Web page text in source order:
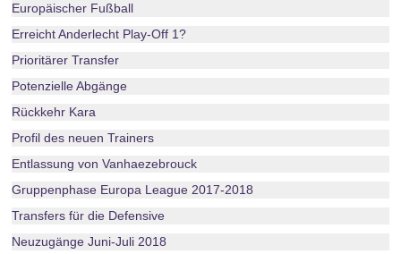
Europäischer Fußball
Erreicht Anderlecht Play-Off 1?
Prioritärer Transfer
Potenzielle Abgänge
Rückkehr Kara
Profil des neuen Trainers
Entlassung von Vanhaezebrouck
Gruppenphase Europa League 2017-2018
Transfers für die Defensive
Neuzugänge Juni-Juli 2018